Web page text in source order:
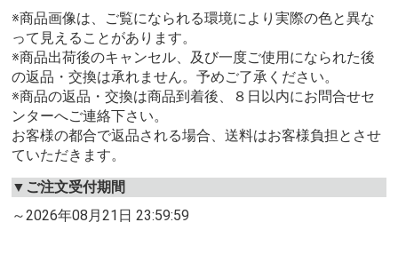
※商品画像は、ご覧になられる環境により実際の色と異な
って見えることがあります。
※商品出荷後のキャンセル、及び一度ご使用になられた後
の返品・交換は承れません。予めご了承ください。
※商品の返品・交換は商品到着後、８日以内にお問合せセ
ンターへご連絡下さい。
お客様の都合で返品される場合、送料はお客様負担とさせ
ていただきます。
▼ご注文受付期間
～2026年08月21日 23:59:59